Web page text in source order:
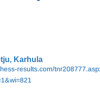
Karhula
results.com/